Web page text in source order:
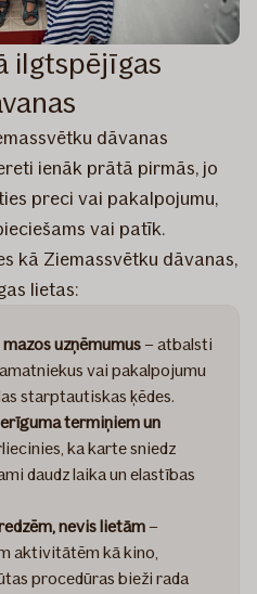
ilgtspējīgas
dāvanas
ienāk prātā pirmās, jo
preci vai pakalpojumu,
vai patīk.
kā Ziemassvētku dāvanas,
lietas:
uzņēmumus – atbalsti
vai pakalpojumu
starptautiskas ķēdes.
termiņiem un
ka karte sniedz
daudz laika un elastības
nevis lietām –
aktivitātēm kā kino,
procedūras bieži rada